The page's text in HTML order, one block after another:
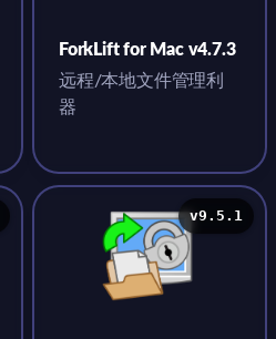
ForkLift for Mac v4.7.3
远程/本地文件管理利
器
v9.5.1